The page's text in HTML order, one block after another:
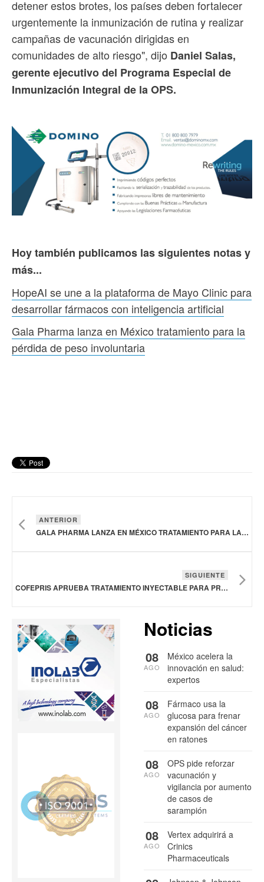
detener estos brotes, los países deben fortalecer
urgentemente la inmunización de rutina y realizar
campañas de vacunación dirigidas en
comunidades de alto riesgo", dijo Daniel Salas,
gerente ejecutivo del Programa Especial de
Inmunización Integral de la OPS.
Hoy también publicamos las siguientes notas y
más...
HopeAI se une a la plataforma de Mayo Clinic para
desarrollar fármacos con inteligencia artificial
Gala Pharma lanza en México tratamiento para la
pérdida de peso involuntaria
ANTERIOR
GALA PHARMA LANZA EN MÉXICO TRATAMIENTO PARA LA PÉRDIDA DE PESO INVOLUNTARIA
SIGUIENTE
COFEPRIS APRUEBA TRATAMIENTO INYECTABLE PARA PREVENIR EL VIH
Noticias
México acelera la
innovación en salud:
expertos
08
AGO
Fármaco usa la
glucosa para frenar
expansión del cáncer
en ratones
08
AGO
OPS pide reforzar
vacunación y
vigilancia por aumento
de casos de
sarampión
08
AGO
Vertex adquirirá a
Crinics
Pharmaceuticals
08
AGO